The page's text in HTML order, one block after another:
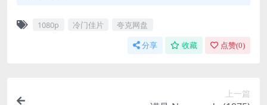
1080p 冷门佳片 夸克网盘
分享 收藏 点赞(0)
上一篇